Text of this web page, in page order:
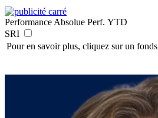
Performance Absolue Perf. YTD
SRI
Pour en savoir plus, cliquez sur un fonds